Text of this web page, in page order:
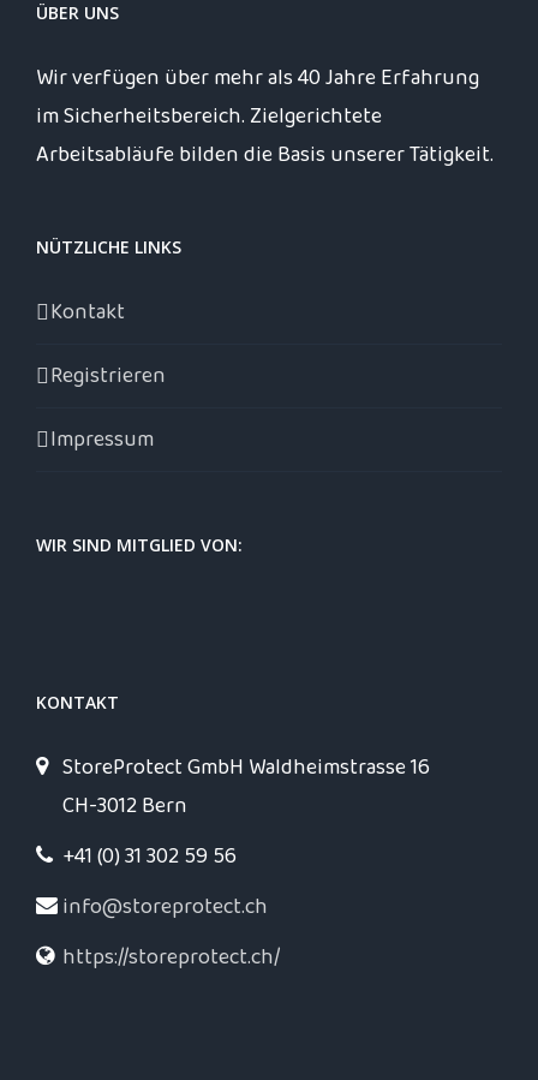
ÜBER UNS
Wir verfügen über mehr als 40 Jahre Erfahrung
im Sicherheitsbereich. Zielgerichtete
Arbeitsabläufe bilden die Basis unserer Tätigkeit.
NÜTZLICHE LINKS
Kontakt
Registrieren
Impressum
WIR SIND MITGLIED VON:
KONTAKT
StoreProtect GmbH Waldheimstrasse 16
CH-3012 Bern
+41 (0) 31 302 59 56
info@storeprotect.ch
https://storeprotect.ch/